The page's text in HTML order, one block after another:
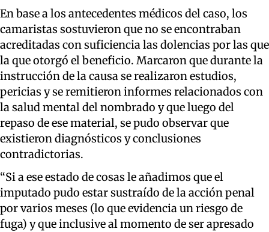
En base a los antecedentes médicos del caso, los
camaristas sostuvieron que no se encontraban
acreditadas con suficiencia las dolencias por las que
la que otorgó el beneficio. Marcaron que durante la
instrucción de la causa se realizaron estudios,
pericias y se remitieron informes relacionados con
la salud mental del nombrado y que luego del
repaso de ese material, se pudo observar que
existieron diagnósticos y conclusiones
contradictorias.
“Si a ese estado de cosas le añadimos que el
imputado pudo estar sustraído de la acción penal
por varios meses (lo que evidencia un riesgo de
fuga) y que inclusive al momento de ser apresado